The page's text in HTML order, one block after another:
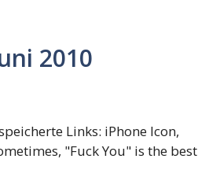
2010
Links: iPhone Icon,
"Fuck You" is the best